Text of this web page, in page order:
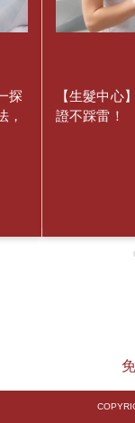
探
，
【生髮中心
證不踩雷！